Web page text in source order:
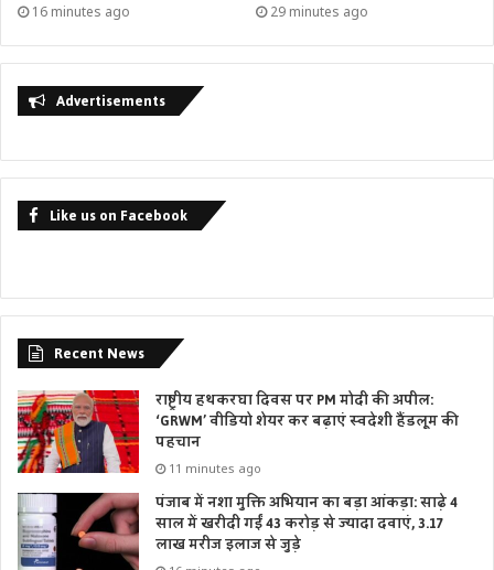
16 minutes ago 29 minutes ago
Advertisements
Like us on Facebook
Recent News
राष्ट्रीय हथकरघा दिवस पर PM मोदी की अपील:
‘GRWM’ वीडियो शेयर कर बढ़ाएं स्वदेशी हैंडलूम की
पहचान
11 minutes ago
पंजाब में नशा मुक्ति अभियान का बड़ा आंकड़ा: साढ़े 4
साल में खरीदी गईं 43 करोड़ से ज्यादा दवाएं, 3.17
लाख मरीज इलाज से जुड़े